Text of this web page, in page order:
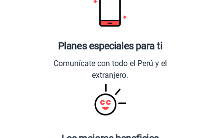
Planes especiales para ti
Comunícate con todo el Perú y el
extranjero.